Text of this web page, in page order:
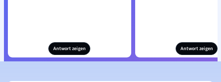
Antwort zeigen Antwort zeigen